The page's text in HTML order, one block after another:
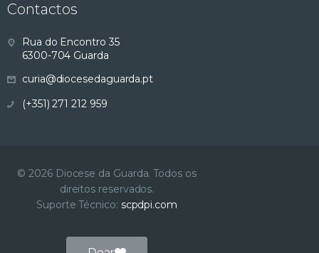
Contactos
Rua do Encontro 35
6300-704 Guarda
curia@diocesedaguarda.pt
(+351) 271 212 959
© 2026 Diocese da Guarda. Todos os
direitos reservados.
Suporte Técnico: scpdpi.com